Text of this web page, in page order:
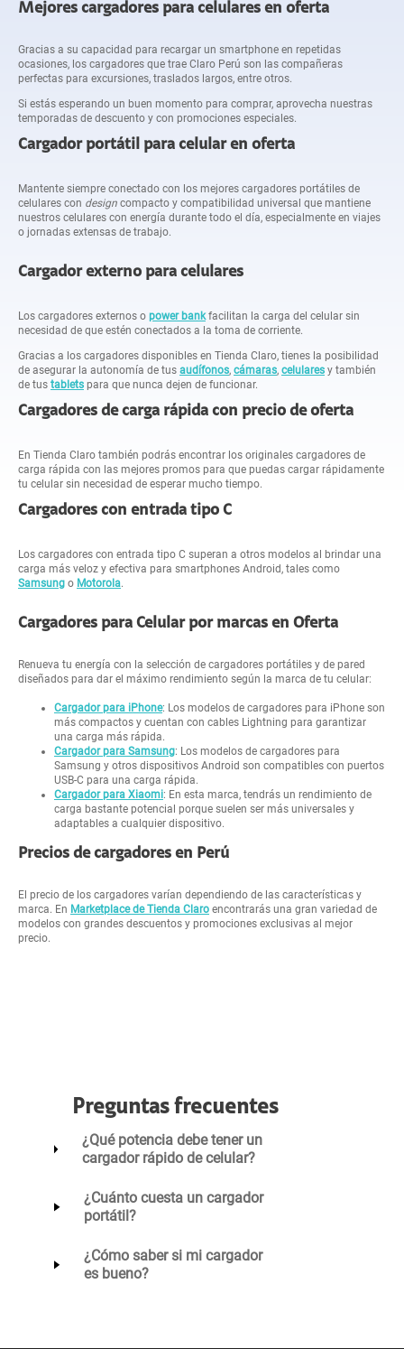
Mejores cargadores para celulares en oferta
Gracias a su capacidad para recargar un smartphone en repetidas
ocasiones, los cargadores que trae Claro Perú son las compañeras
perfectas para excursiones, traslados largos, entre otros.
Si estás esperando un buen momento para comprar, aprovecha nuestras
temporadas de descuento y con promociones especiales.
Cargador portátil para celular en oferta
Mantente siempre conectado con los mejores cargadores portátiles de
celulares con design compacto y compatibilidad universal que mantiene
nuestros celulares con energía durante todo el día, especialmente en viajes
o jornadas extensas de trabajo.
Cargador externo para celulares
Los cargadores externos o power bankfacilitan la carga del celular sin
necesidad de que estén conectados a la toma de corriente.
Gracias a los cargadores disponibles en Tienda Claro, tienes la posibilidad
de asegurar la autonomía de tus audífonos, cámaras, celulares y también
de tus tablets para que nunca dejen de funcionar.
Cargadores de carga rápida con precio de oferta
En Tienda Claro también podrás encontrar los originales cargadores de
carga rápida con las mejores promos para que puedas cargar rápidamente
tu celular sin necesidad de esperar mucho tiempo.
Cargadores con entrada tipo C
Los cargadores con entrada tipo C superan a otros modelos al brindar una
carga más veloz y efectiva para smartphones Android, tales como
Samsung o Motorola.
Cargadores para Celular por marcas en Oferta
Renueva tu energía con la selección de cargadores portátiles y de pared
diseñados para dar el máximo rendimiento según la marca de tu celular:
Cargador para iPhone: Los modelos de cargadores para iPhone son
más compactos y cuentan con cables Lightning para garantizar
una carga más rápida.
Cargador para Samsung: Los modelos de cargadores para
Samsung y otros dispositivos Android son compatibles con puertos
USB-C para una carga rápida.
Cargador para Xiaomi: En esta marca, tendrás un rendimiento de
carga bastante potencial porque suelen ser más universales y
adaptables a cualquier dispositivo.
Precios de cargadores en Perú
El precio de los cargadores varían dependiendo de las características y
marca. En Marketplace de Tienda Claro encontrarás una gran variedad de
modelos con grandes descuentos y promociones exclusivas al mejor
precio.
Preguntas frecuentes
¿Qué potencia debe tener un
cargador rápido de celular?
¿Cuánto cuesta un cargador
portátil?
¿Cómo saber si mi cargador
es bueno?